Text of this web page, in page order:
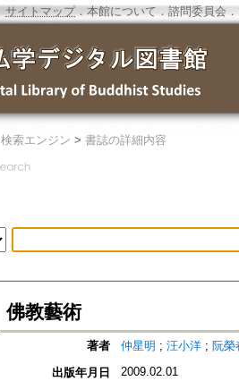
サイトマップ．本館について ． 諮問委員会 ．
検索エンジン > 書誌の詳細内容
佛教藝術
著者 仲星明 ; 汪小洋 ; 阮榮
出版年月日
2009.02.01